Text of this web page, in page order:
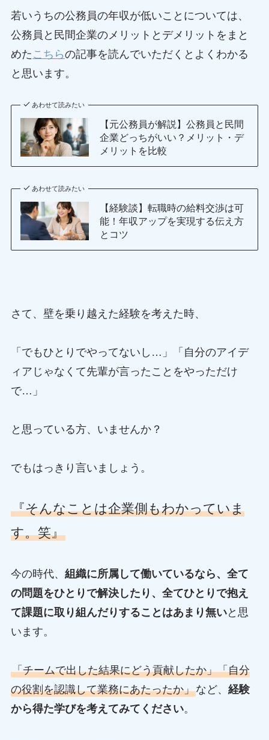
若いうちの公務員の年収が低いことについては、
公務員と民間企業のメリットとデメリットをまと
めた こちらの記事を読んでいただくとよくわかる
と思います。
あわせて読みたい
【元公務員が解説】公務員と民間
企業どっちがいい？メリット・デ
メリットを比較
あわせて読みたい
【経験談】転職時の給料交渉は可
能！年収アップを実現する伝え方
とコツ
さて、壁を乗り越えた経験を考えた時、
「でもひとりでやってないし…」「自分のアイデ
ィアじゃなくて先輩が言ったことをやっただけ
で…」
と思っている方、いませんか？
でもはっきり言いましょう。
『そんなことは企業側もわかっていま
す。笑』
今の時代、 組織に所属して働いているなら、全て
の問題をひとりで解決したり、全てひとりで抱え
て課題に取り組んだりすることはあまり無いと思
います。
「チームで出した結果にどう貢献したか」「自分
の役割を認識して業務にあたったか」など、 経験
から得た学びを考えてみてください。